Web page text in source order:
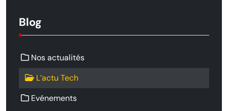
Blog
Nos actualités
L’actu Tech
Evénements